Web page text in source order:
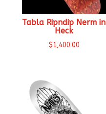
Tabla Ripndip Nerm in
Heck
$1,400.00